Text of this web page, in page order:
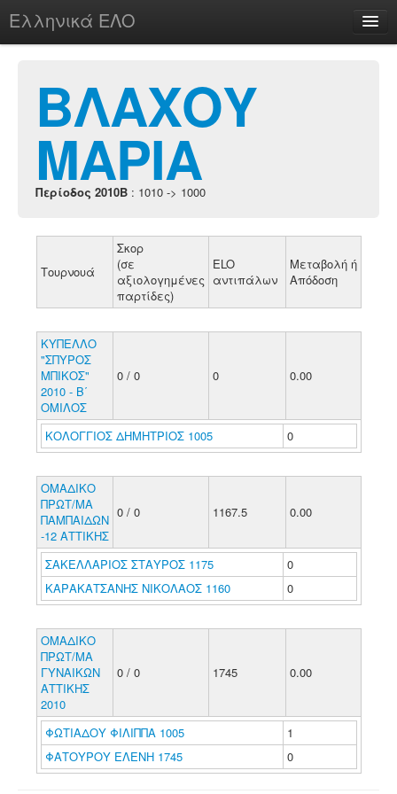
Ελληνικά ΕΛΟ
chesstu.be @ discord
Login
ΒΛΑΧΟΥ
ΜΑΡΙΑ
Περίοδος 2010B : 1010 -> 1000
Τουρνουά
Σκορ
(σε
αξιολογημένες
παρτίδες)
ELO
αντιπάλων
Μεταβολή ή
Απόδοση
ΚΥΠΕΛΛΟ
"ΣΠΥΡΟΣ
ΜΠΙΚΟΣ"
2010 - Β΄
ΟΜΙΛΟΣ
0 / 0 0 0.00
ΚΟΛΟΓΓΙΟΣ ΔΗΜΗΤΡΙΟΣ 1005 0
ΟΜΑΔΙΚΟ
ΠΡΩΤ/ΜΑ
ΠΑΜΠΑΙΔΩΝ
-12 ΑΤΤΙΚΗΣ
0 / 0 1167.5 0.00
ΣΑΚΕΛΛΑΡΙΟΣ ΣΤΑΥΡΟΣ 1175
0
ΚΑΡΑΚΑΤΣΑΝΗΣ ΝΙΚΟΛΑΟΣ 1160
0
ΟΜΑΔΙΚΟ
ΠΡΩΤ/ΜΑ
ΓΥΝΑΙΚΩΝ
ΑΤΤΙΚΗΣ
2010
0 / 0 1745 0.00
ΦΩΤΙΑΔΟΥ ΦΙΛΙΠΠΑ 1005
1
ΦΑΤΟΥΡΟΥ ΕΛΕΝΗ 1745
0